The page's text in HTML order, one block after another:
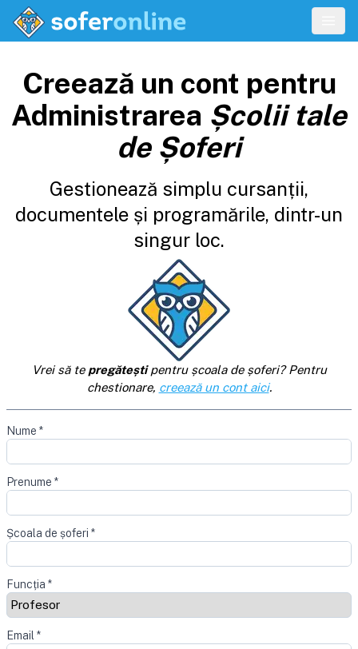
Creează un cont pentru
Administrarea Școlii tale
de Șoferi
Gestionează simplu cursanții,
documentele și programările, dintr-un
singur loc.
Vrei să te pregăteștipentru școala de șoferi? Pentru
chestionare, creează un cont aici.
Nume *
Prenume *
Școala de șoferi *
Funcția *
Email *